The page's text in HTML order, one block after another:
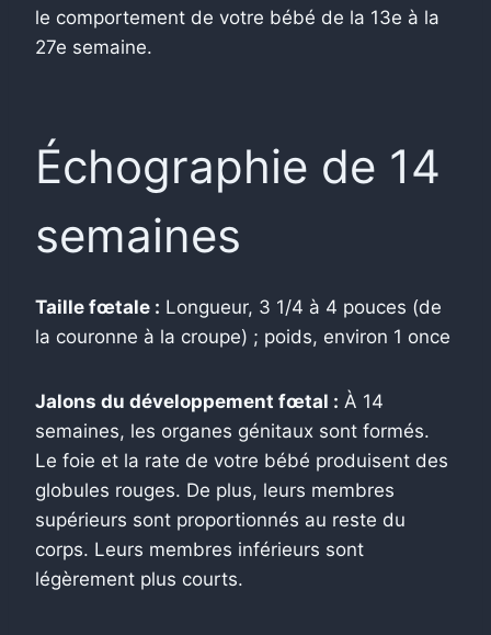
le comportement de votre bébé de la 13e à la
27e semaine.
Échographie de 14
semaines
Taille fœtale : Longueur, 3 1/4 à 4 pouces (de
la couronne à la croupe) ; poids, environ 1 once
Jalons du développement fœtal : À 14
semaines, les organes génitaux sont formés.
Le foie et la rate de votre bébé produisent des
globules rouges. De plus, leurs membres
supérieurs sont proportionnés au reste du
corps. Leurs membres inférieurs sont
légèrement plus courts.